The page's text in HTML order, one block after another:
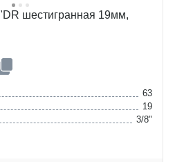
шестигранная 19мм,
63
19
3/8"